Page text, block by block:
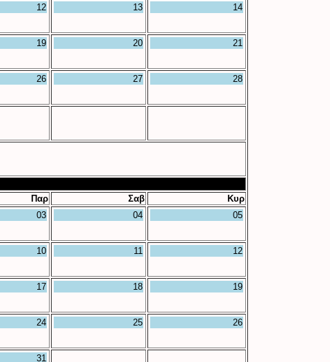
12 13 14
19 20 21
26 27 28
Παρ Σαβ
Κυρ
03 04 05
10 11 12
17 18 19
24 25 26
31